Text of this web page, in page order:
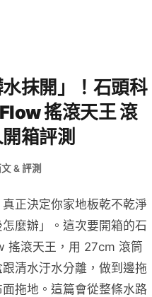
抹開」！石頭科
搖滾天王 滾
箱評測
& 評測
正決定你家地板乾不乾淨
麼辦」。這次要開箱的石
搖滾天王，用 27cm 滾筒
清水汙水分離，做到邊拖
拖地。這篇會從整條水路